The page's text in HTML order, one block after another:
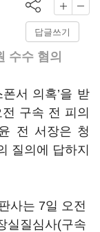
답글쓰기
수수 혐의
서 의혹’을 받
구속 전 피의
전 서장은 청
질의에 답하지
사는 7일 오전
실질심사(구속